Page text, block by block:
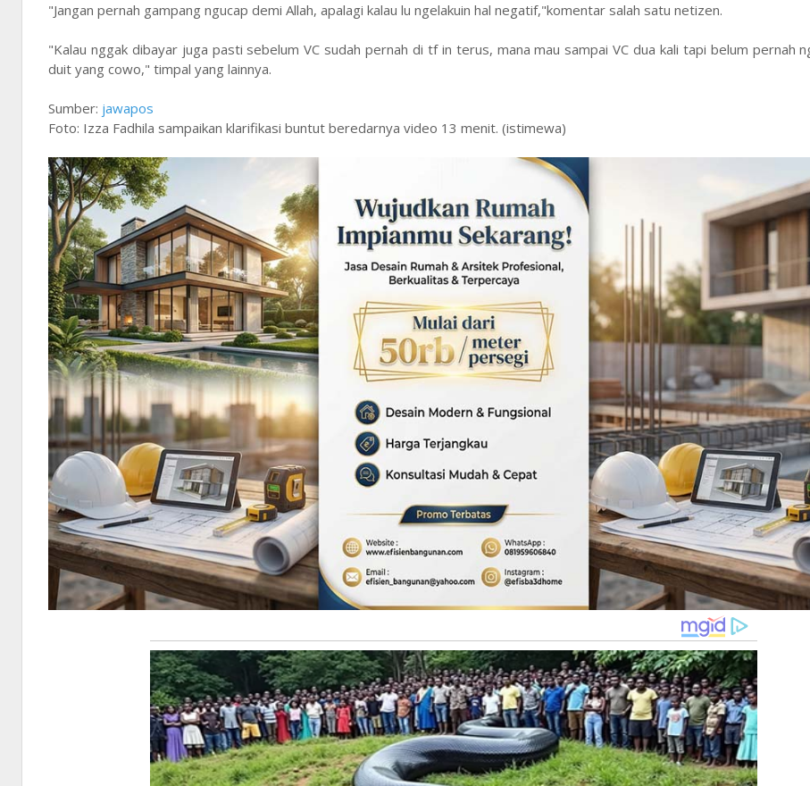
"Jangan pernah gampang ngucap demi Allah, apalagi kalau lu ngelakuin hal negatif,"komentar salah satu netizen.
"Kalau nggak dibayar juga pasti sebelum VC sudah pernah di tf in terus, mana mau sampai VC dua kali tapi belum pernah
duit yang cowo," timpal yang lainnya.
Sumber: jawapos
Foto: Izza Fadhila sampaikan klarifikasi buntut beredarnya video 13 menit. (istimewa)